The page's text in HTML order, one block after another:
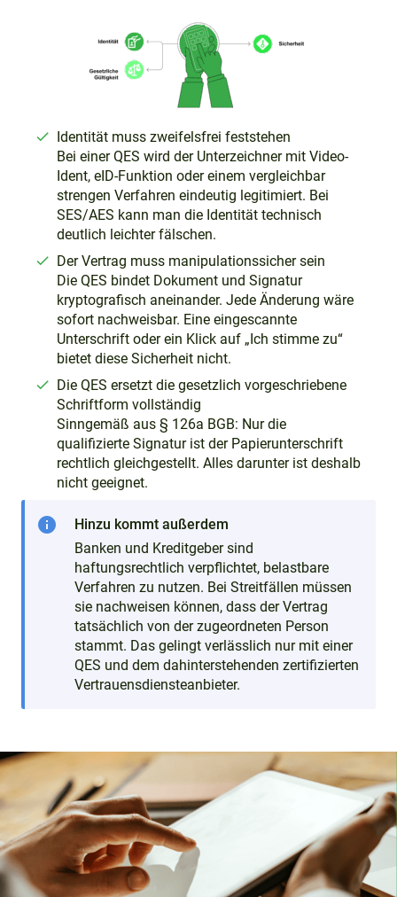
Identität muss zweifelsfrei feststehen
Bei einer QES wird der Unterzeichner mit Video-
Ident, eID-Funktion oder einem vergleichbar
strengen Verfahren eindeutig legitimiert. Bei
SES/AES kann man die Identität technisch
deutlich leichter fälschen.
Der Vertrag muss manipulationssicher sein
Die QES bindet Dokument und Signatur
kryptografisch aneinander. Jede Änderung wäre
sofort nachweisbar. Eine eingescannte
Unterschrift oder ein Klick auf „Ich stimme zu“
bietet diese Sicherheit nicht.
Die QES ersetzt die gesetzlich vorgeschriebene
Schriftform vollständig
Sinngemäß aus § 126a BGB: Nur die
qualifizierte Signatur ist der Papierunterschrift
rechtlich gleichgestellt. Alles darunter ist deshalb
nicht geeignet.
info
Hinzu kommt außerdem
Banken und Kreditgeber sind
haftungsrechtlich verpflichtet, belastbare
Verfahren zu nutzen. Bei Streitfällen müssen
sie nachweisen können, dass der Vertrag
tatsächlich von der zugeordneten Person
stammt. Das gelingt verlässlich nur mit einer
QES und dem dahinterstehenden zertifizierten
Vertrauensdiensteanbieter.